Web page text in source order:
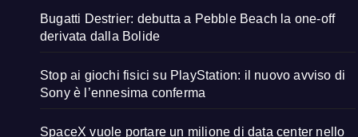
Bugatti Destrier: debutta a Pebble Beach la one-off
derivata dalla Bolide
Stop ai giochi fisici su PlayStation: il nuovo avviso di
Sony è l’ennesima conferma
SpaceX vuole portare un milione di data center nello